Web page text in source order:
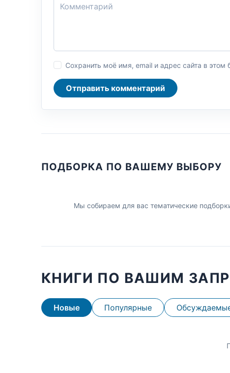
Сохранить моё имя, email и адрес сайта в
Отправить комментарий
ПОДБОРКА ПО ВАШЕМУ ВЫБОРУ
Мы собираем для вас тематические
КНИГИ ПО ВАШИМ
Новые Популярные